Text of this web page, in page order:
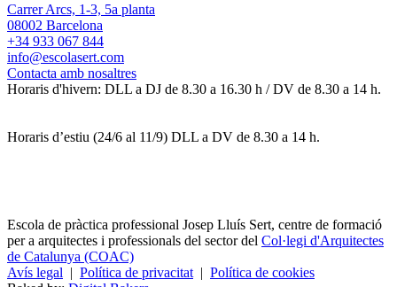
Carrer Arcs, 1-3, 5a planta
08002 Barcelona
+34 933 067 844
info@escolasert.com
Contacta amb nosaltres
Horaris d'hivern: DLL a DJ de 8.30 a 16.30 h / DV de 8.30 a 14 h.
Horaris d’estiu (24/6 al 11/9) DLL a DV de 8.30 a 14 h.
Escola de pràctica professional Josep Lluís Sert, centre de formació
per a arquitectes i professionals del sector del Col·legi d'Arquitectes
de Catalunya (COAC)
Avís legal | Política de privacitat | Política de cookies